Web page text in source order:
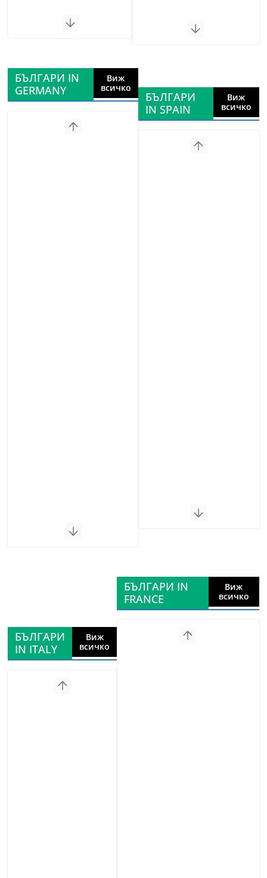
БЪЛГАРИ IN
GERMANY
Виж
всичко
БЪЛГАРИ
IN SPAIN
Виж
всичко
БЪЛГАРИ
IN ITALY
Виж
всичко
БЪЛГАРИ IN
FRANCE
Виж
всичко